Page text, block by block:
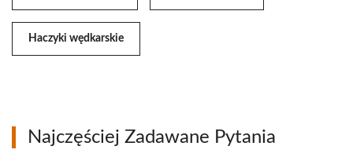
Haczyki wędkarskie
Najczęściej Zadawane Pytania